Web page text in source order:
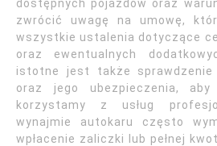
dostępnych pojazdów oraz
zwrócić uwagę na umowę,
wszystkie ustalenia dotyczące
oraz ewentualnych
istotne jest także sprawdzenie
oraz jego ubezpieczenia,
korzystamy z usług
wynajmie autokaru często
wpłacenie zaliczki lub pełnej